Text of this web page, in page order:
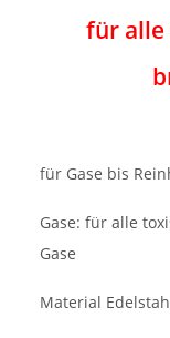
für alle
für Gase bis
Gase: für alle
Gase
Material